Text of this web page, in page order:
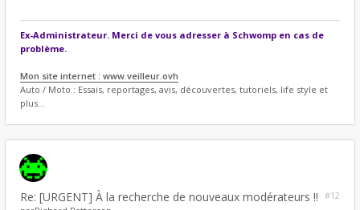
Ex-Administrateur. Merci de vous adresser à Schwomp en cas de
problème.
Mon site internet : www.veilleur.ovh
Auto / Moto : Essais, reportages, avis, découvertes, tutoriels, life style et
plus...
Re: [URGENT] À la recherche de nouveaux modérateurs !! #12